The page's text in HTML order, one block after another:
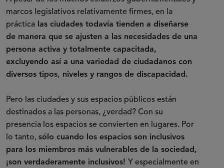
marcos legislativos relativamente firmes, en la
práctica las ciudades todavía tienden a diseñarse
de manera que se ajusten a las necesidades de una
persona activa y totalmente capacitada,
excluyendo así a una variedad de ciudadanos con
diversos tipos, niveles y rangos de discapacidad.
Pero las ciudades y sus espacios públicos están
destinados a las personas, ¿verdad? Con su
presencia los espacios se convierten en lugares. Por
lo tanto, sólo cuando los espacios son inclusivos
para los miembros más vulnerables de la sociedad,
¡son verdaderamente inclusivos! Y especialmente en